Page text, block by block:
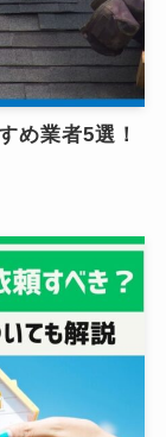
め業者5選！